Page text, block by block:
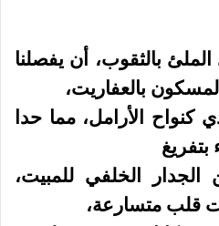
بالثقوب، أن يفصلنا
بالعفاريت،
كنواح الأرامل، مما حدا
بتفريغ
الخلفي للمبيت،
قلب متسارعة،